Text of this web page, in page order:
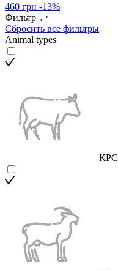
460 грн -13%
Фильтр
Сбросить все фильтры
Animal types
КРС